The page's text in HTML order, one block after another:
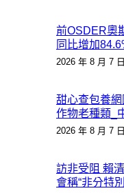
前OSDER奧
同比增加
2026 年 8 月 7 日
甜心查包養網
作物老種類_
2026 年 8 月 7 日
訪非受阻 賴
會稱“非分特